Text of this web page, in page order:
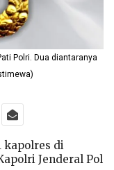
Polri. Dua diantaranya
kapolres di
Jenderal Pol